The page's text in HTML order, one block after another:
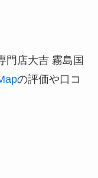
門店大吉 霧島国
の評価や口コ